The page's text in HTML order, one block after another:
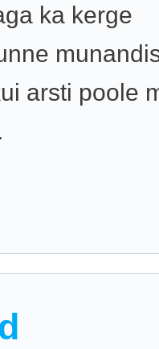
ka kerge
arsti poole